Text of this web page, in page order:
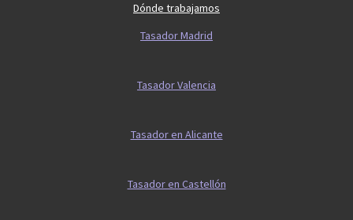
Dónde trabajamos
Tasador Madrid
Tasador Valencia
Tasador en Alicante
Tasador en Castellón